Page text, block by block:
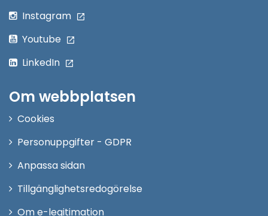
Instagram
Youtube
LinkedIn
Om webbplatsen
Cookies
Personuppgifter - GDPR
Anpassa sidan
Tillgänglighetsredogörelse
Om e-legitimation